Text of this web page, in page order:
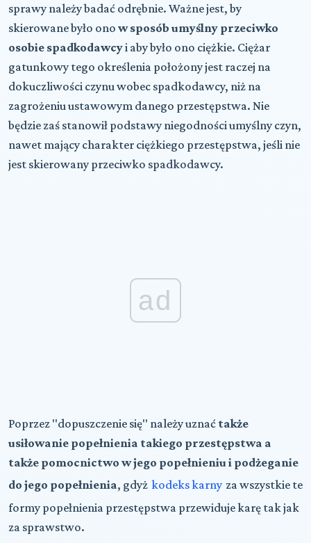
sprawy należy badać odrębnie. Ważne jest, by
skierowane było ono w sposób umyślny przeciwko
osobie spadkodawcyi aby było ono ciężkie. Ciężar
gatunkowy tego określenia położony jest raczej na
dokuczliwości czynu wobec spadkodawcy, niż na
zagrożeniu ustawowym danego przestępstwa. Nie
będzie zaś stanowił podstawy niegodności umyślny czyn,
nawet mający charakter ciężkiego przestępstwa, jeśli nie
jest skierowany przeciwko spadkodawcy.
ad
Poprzez "dopuszczenie się" należy uznać także
usiłowanie popełnienia takiego przestępstwa a
także pomocnictwo w jego popełnieniu i podżeganie
do jego popełnienia, gdyż kodeks karny za wszystkie te
formy popełnienia przestępstwa przewiduje karę tak jak
za sprawstwo.